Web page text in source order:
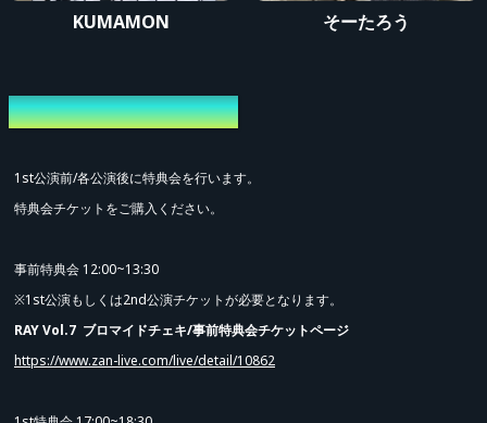
KUMAMON そーたろう
特典会/物販について
1st公演前/各公演後に特典会を行います。
特典会チケットをご購入ください。
事前特典会 12:00~13:30
※1st公演もしくは2nd公演チケットが必要となります。
RAY Vol.7 ブロマイドチェキ/事前特典会チケットページ
https://www.zan-live.com/live/detail/10862